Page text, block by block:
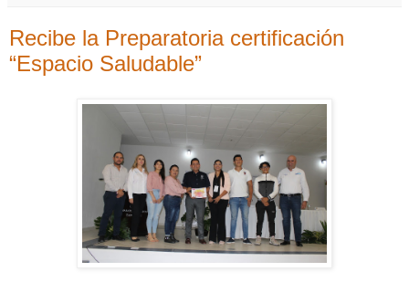
Recibe la Preparatoria certificación
“Espacio Saludable”